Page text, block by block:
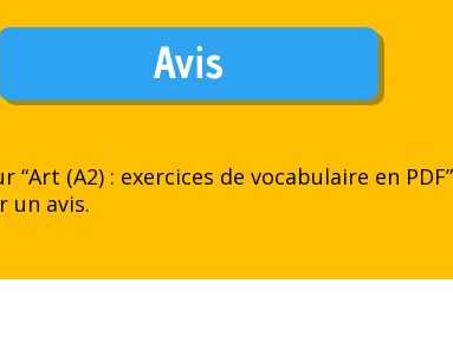
Avis
(A2) : exercices de vocabulaire en PDF”
un avis.